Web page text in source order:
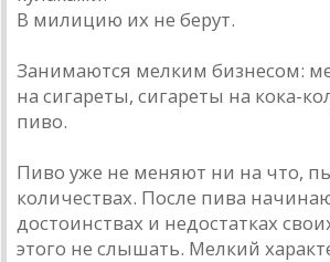
В милицию их не берут.
Занимаются мелким бизнесом:
на сигареты, сигареты на кока-
пиво.
Пиво уже не меняют ни на что,
количествах. После пива
достоинствах и недостатках
этого не слышать. Мелкий